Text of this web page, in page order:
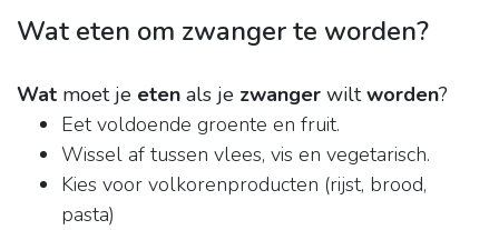
Wat eten om zwanger te worden?
Wat moet je eten als je zwanger wiltworden?
Eet voldoende groente en fruit.
Wissel af tussen vlees, vis en vegetarisch.
Kies voor volkorenproducten (rijst, brood,
pasta)